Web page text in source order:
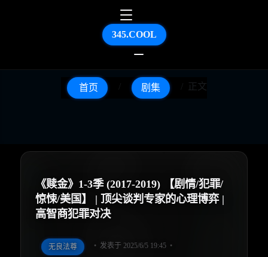
345.COOL
首页 剧集 正文
《赎金》1-3季 (2017-2019) 【剧情/犯罪/
惊悚/美国】 | 顶尖谈判专家的心理博弈 |
高智商犯罪对决
无良法尊 发表于 2025/6/5 19:45